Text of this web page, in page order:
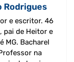
Rodrigues
e escritor. 46
pai de Heitor e
MG. Bacharel
na